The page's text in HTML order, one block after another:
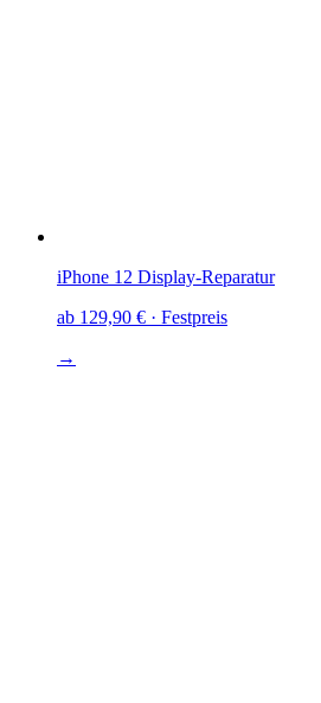
iPhone 12 Display-Reparatur
ab 129,90 € · Festpreis
→